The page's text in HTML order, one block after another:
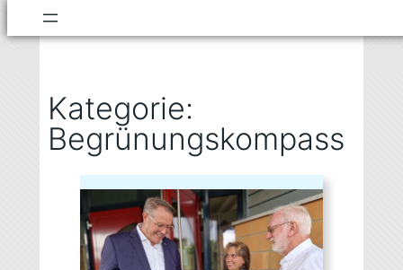
Zum
Kategorie:
Begrünungskompass